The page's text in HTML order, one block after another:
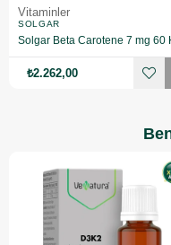
Vitaminler
SOLGAR
₺2.262,00